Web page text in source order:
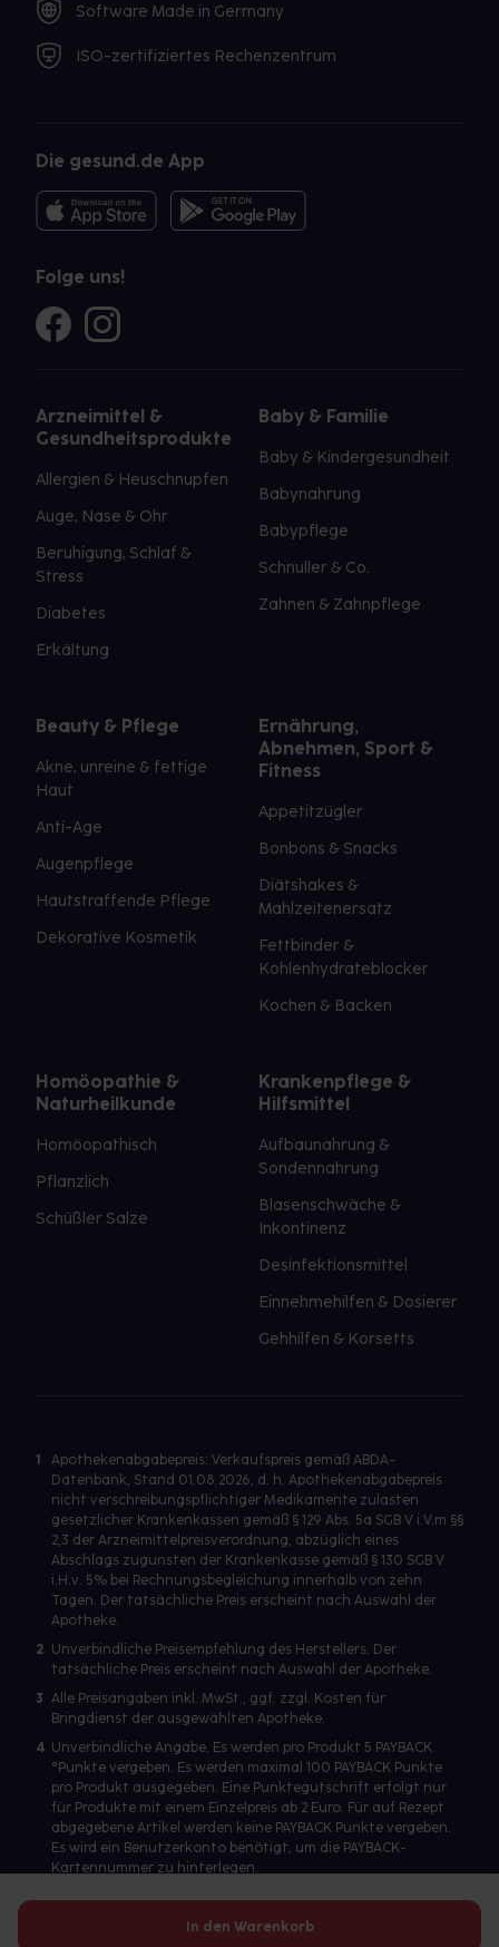
In den Warenkorb
Software Made in Germany
ISO-zertifiziertes Rechenzentrum
Die gesund.de App
Folge uns!
Arzneimittel &
Gesundheitsprodukte
Allergien & Heuschnupfen
Auge, Nase & Ohr
Beruhigung, Schlaf &
Stress
Diabetes
Erkältung
Baby & Familie
Baby & Kindergesundheit
Babynahrung
Babypflege
Schnuller & Co.
Zahnen & Zahnpflege
Beauty & Pflege
Akne, unreine & fettige
Haut
Anti-Age
Augenpflege
Hautstraffende Pflege
Dekorative Kosmetik
Ernährung,
Abnehmen, Sport &
Fitness
Appetitzügler
Bonbons & Snacks
Diätshakes &
Mahlzeitenersatz
Fettbinder &
Kohlenhydrateblocker
Kochen & Backen
Homöopathie &
Naturheilkunde
Homöopathisch
Pflanzlich
Schüßler Salze
Krankenpflege &
Hilfsmittel
Aufbaunahrung &
Sondennahrung
Blasenschwäche &
Inkontinenz
Desinfektionsmittel
Einnehmehilfen & Dosierer
Gehhilfen & Korsetts
1
Apothekenabgabepreis: Verkaufspreis gemäß ABDA-
Datenbank, Stand 01.08.2026, d. h. Apothekenabgabepreis
nicht verschreibungspflichtiger Medikamente zulasten
gesetzlicher Krankenkassen gemäß § 129 Abs. 5a SGB V i.V.m §§
2,3 der Arzneimittelpreisverordnung, abzüglich eines
Abschlags zugunsten der Krankenkasse gemäß § 130 SGB V
i.H.v. 5% bei Rechnungsbegleichung innerhalb von zehn
Tagen. Der tatsächliche Preis erscheint nach Auswahl der
Apotheke.
2 Unverbindliche Preisempfehlung des Herstellers. Der
tatsächliche Preis erscheint nach Auswahl der Apotheke.
3 Alle Preisangaben inkl. MwSt., ggf. zzgl. Kosten für
Bringdienst der ausgewählten Apotheke.
4 Unverbindliche Angabe. Es werden pro Produkt 5 PAYBACK
°Punkte vergeben. Es werden maximal 100 PAYBACK Punkte
pro Produkt ausgegeben. Eine Punktegutschrift erfolgt nur
für Produkte mit einem Einzelpreis ab 2 Euro. Für auf Rezept
abgegebene Artikel werden keine PAYBACK Punkte vergeben.
Es wird ein Benutzerkonto benötigt, um die PAYBACK-
Kartennummer zu hinterlegen.